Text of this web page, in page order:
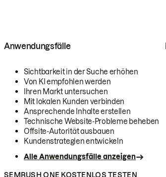
Anwendungsfälle
Sichtbarkeit in der Suche erhöhen
Von KI empfohlen werden
Ihren Markt untersuchen
Mit lokalen Kunden verbinden
Ansprechende Inhalte erstellen
Technische Website-Probleme beheben
Offsite-Autorität ausbauen
Kundenstrategien entwickeln
Alle Anwendungsfälle anzeigen
SEMRUSH ONE KOSTENLOS TESTEN